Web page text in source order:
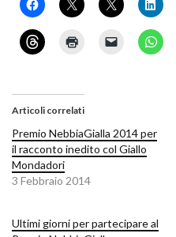
Articoli correlati
Premio NebbiaGialla 2014 per
il racconto inedito col Giallo
Mondadori
3 Febbraio 2014
Ultimi giorni per partecipare al